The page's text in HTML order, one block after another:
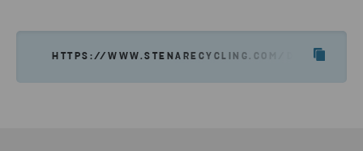
HTTPS://WWW.STENARECYCLING.COM/DA/HVAD-